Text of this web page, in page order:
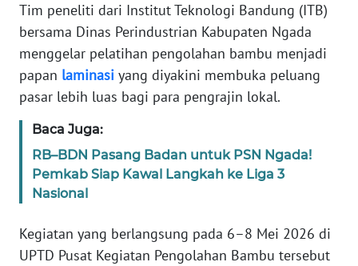
Tim peneliti dari Institut Teknologi Bandung (ITB)
bersama Dinas Perindustrian Kabupaten Ngada
menggelar pelatihan pengolahan bambu menjadi
papan laminasi yang diyakini membuka peluang
pasar lebih luas bagi para pengrajin lokal.
Baca Juga:
RB–BDN Pasang Badan untuk PSN Ngada!
Pemkab Siap Kawal Langkah ke Liga 3
Nasional
Kegiatan yang berlangsung pada 6–8 Mei 2026 di
UPTD Pusat Kegiatan Pengolahan Bambu tersebut
WN
SUMUT
WN
JAKARTA
WN
JABAR
WN
WN